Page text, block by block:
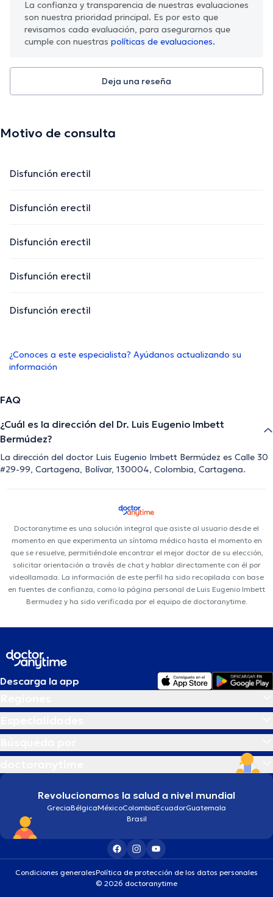
La confianza y transparencia de nuestras evaluaciones
son nuestra prioridad principal. Es por esto que
revisamos cada evaluación, para asegurarnos que
cumple con nuestras políticas de evaluaciones.
Deja una reseña
Motivo de consulta
Disfunción erectil
Disfunción erectil
Disfunción erectil
Disfunción erectil
Disfunción erectil
¿Conoces a este especialista? Ayúdanos actualizando su
información
FAQ
¿Cuál es la dirección del Dr. Luis Eugenio Imbett
Bermúdez?
La dirección del doctor Luis Eugenio Imbett Bermúdez es Calle 30
#29-99, Cartagena, Bolívar, 130004, Colombia, Cartagena.
Doctoranytime es una solución integral que asiste al usuario desde el
momento en que experimenta un síntoma médico hasta el momento en
que se resuelve, permitiéndole encontrar el mejor doctor de su elección,
solicitar orientación a través de chat y hablar directamente con él por
videollamada. La información de este perfil ha sido recopilada con base
en fuentes de confianza, como la página personal de Luis Eugenio Imbett
Bermudez y ha sido verificada por el equipo de doctoranytime.
Descarga la app
Revolucionamos la salud a nivel mundial
GreciaBélgicaMéxicoColombiaEcuadorGuatemala
Brasil
Condiciones generalesPolítica de protección de los datos personales
© 2026 doctoranytime